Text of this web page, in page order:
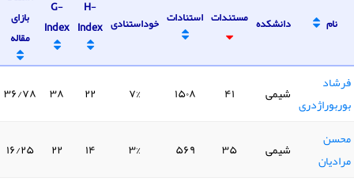
بازای
مقاله
G-
Index
H-
Index خوداستنادی استنادات مستندات دانشکده نام
۳۶/۷۸ ۳۸ ۲۲ ۷% ۱۵۰۸ ۴۱ شیمی
فرشاد
بوربوراژدری
۱۶/۲۵ ۲۲ ۱۴ ۳% ۵۶۹ ۳۵ شیمی
محسن
مرادیان